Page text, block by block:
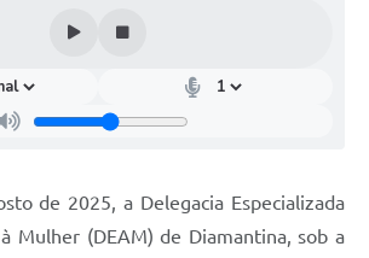
de 2025, a Delegacia Especializada
Mulher (DEAM) de Diamantina, sob a